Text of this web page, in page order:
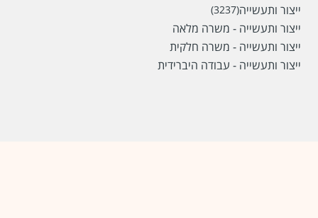
ייצור ותעשייה(3237)
ייצור ותעשייה - משרה מלאה
ייצור ותעשייה - משרה חלקית
ייצור ותעשייה - עבודה היברידית